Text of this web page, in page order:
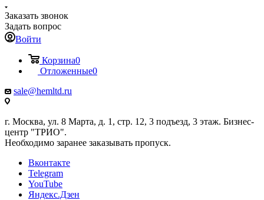
Заказать звонок
Задать вопрос
Войти
Корзина0
Отложенные0
sale@hemltd.ru
г. Москва, ул. 8 Марта, д. 1, стр. 12, 3 подъезд, 3 этаж. Бизнес-
центр "ТРИО".
Необходимо заранее заказывать пропуск.
Вконтакте
Telegram
YouTube
Яндекс.Дзен